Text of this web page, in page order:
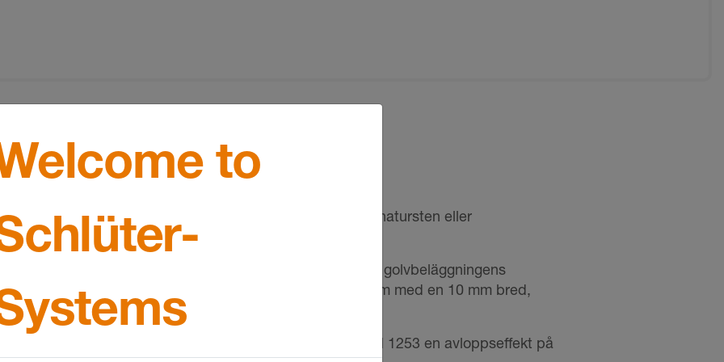
avsett för duschar i golvnivå med keramiska plattor, natursten eller
täcklock/ramkonstruktion som steglöst kan anpassas till golvbeläggningens
finns i två utföranden. Dels som profilram med en 10 mm bred,
och dels som konturram.
med ett integrerat vattenlås och har enligt DIN EN 1253 en avloppseffekt på
Underhåll och skötsel Nedladdningar
to